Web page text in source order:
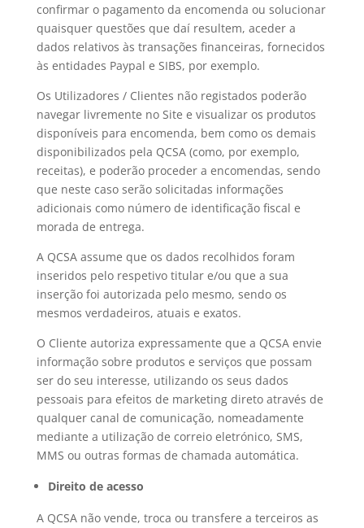
confirmar o pagamento da encomenda ou solucionar
quaisquer questões que daí resultem, aceder a
dados relativos às transações financeiras, fornecidos
às entidades Paypal e SIBS, por exemplo.
Os Utilizadores / Clientes não registados poderão
navegar livremente no Site e visualizar os produtos
disponíveis para encomenda, bem como os demais
disponibilizados pela QCSA (como, por exemplo,
receitas), e poderão proceder a encomendas, sendo
que neste caso serão solicitadas informações
adicionais como número de identificação fiscal e
morada de entrega.
A QCSA assume que os dados recolhidos foram
inseridos pelo respetivo titular e/ou que a sua
inserção foi autorizada pelo mesmo, sendo os
mesmos verdadeiros, atuais e exatos.
O Cliente autoriza expressamente que a QCSA envie
informação sobre produtos e serviços que possam
ser do seu interesse, utilizando os seus dados
pessoais para efeitos de marketing direto através de
qualquer canal de comunicação, nomeadamente
mediante a utilização de correio eletrónico, SMS,
MMS ou outras formas de chamada automática.
Direito de acesso
A QCSA não vende, troca ou transfere a terceiros as